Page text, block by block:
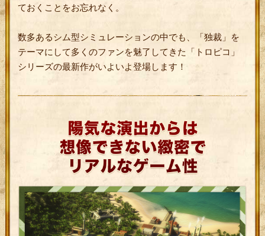
ておくことをお忘れなく。
数多あるシム型シミュレーションの中でも、「独裁」を
テーマにして多くのファンを魅了してきた「トロピコ」
シリーズの最新作がいよいよ登場します！